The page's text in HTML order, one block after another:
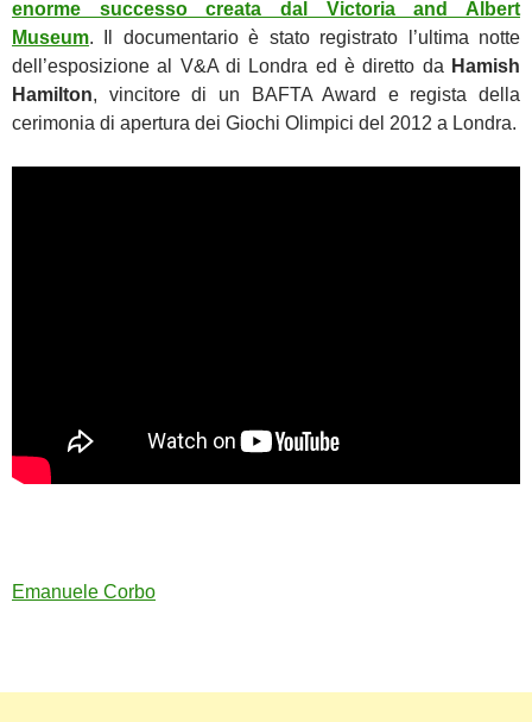
enorme successo creata dal Victoria and Albert
Museum. Il documentario è stato registrato l’ultima notte
dell’esposizione al V&A di Londra ed è diretto da Hamish
Hamilton, vincitore di un BAFTA Award e regista della
cerimonia di apertura dei Giochi Olimpici del 2012 a Londra.
Emanuele Corbo